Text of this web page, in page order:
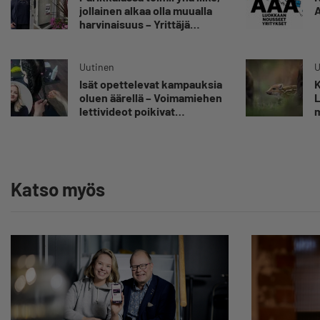
jollainen alkaa olla muualla
harvinaisuus – Yrittäjä
omansa
Uutinen
Isät opettelevat kampauksia
oluen äärellä – Voimamiehen
lettivideot poikivat
Katso myös